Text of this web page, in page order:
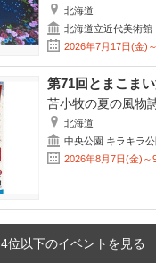
北海道
北海道立近代美術館
2026年7月17日(金)
第71回とまこま
苫小牧の夏の風物
北海道
中央公園 キラキラ公
2026年8月7日(金)～
4位以下のイベントを見る